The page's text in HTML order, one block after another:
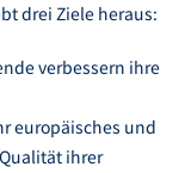
drei Ziele heraus:
verbessern ihre
europäisches und
ihrer